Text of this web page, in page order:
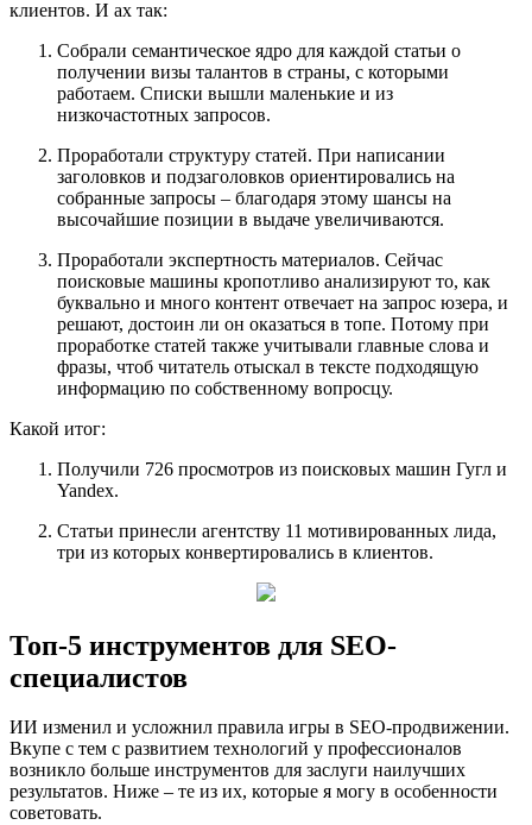
клиентов. И ах так:
Собрали семантическое ядро для каждой статьи о
получении визы талантов в страны, с которыми
работаем. Списки вышли маленькие и из
низкочастотных запросов.
Проработали структуру статей. При написании
заголовков и подзаголовков ориентировались на
собранные запросы – благодаря этому шансы на
высочайшие позиции в выдаче увеличиваются.
Проработали экспертность материалов. Сейчас
поисковые машины кропотливо анализируют то, как
буквально и много контент отвечает на запрос юзера, и
решают, достоин ли он оказаться в топе. Потому при
проработке статей также учитывали главные слова и
фразы, чтоб читатель отыскал в тексте подходящую
информацию по собственному вопросцу.
Какой итог:
Получили 726 просмотров из поисковых машин Гугл и
Yandex.
Статьи принесли агентству 11 мотивированных лида,
три из которых конвертировались в клиентов.
Топ-5 инструментов для SEO-
специалистов
ИИ изменил и усложнил правила игры в SEO-продвижении.
Вкупе с тем с развитием технологий у профессионалов
возникло больше инструментов для заслуги наилучших
результатов. Ниже – те из их, которые я могу в особенности
советовать.